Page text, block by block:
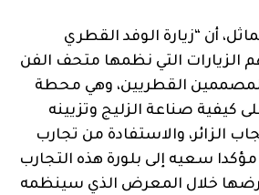
أن “زيارة الوفد القطري
الزيارات التي نظمها متحف الفن
القطريين، وهي محطة
كيفية صناعة الزليج وتزيينه
الزائر، والاستفادة من تجارب
مؤكدا سعيه إلى بلورة هذه التجارب
خلال المعرض الذي سينظمه